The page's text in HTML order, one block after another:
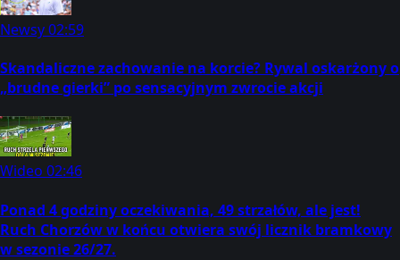
Newsy02:59
Skandaliczne zachowanie na korcie? Rywal oskarżony o
„brudne gierki” po sensacyjnym zwrocie akcji
Wideo 02:46
Ponad 4 godziny oczekiwania, 49 strzałów, ale jest!
Ruch Chorzów w końcu otwiera swój licznik bramkowy
w sezonie 26/27.